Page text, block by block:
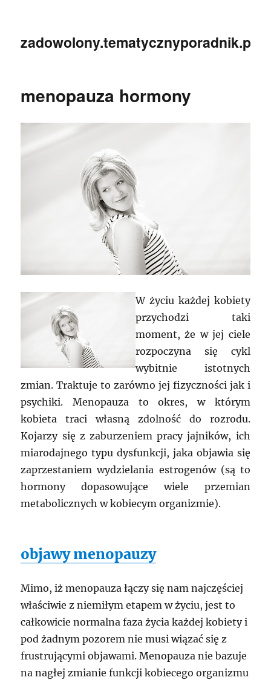
zadowolony.tematycznyporadnik.pl
menopauza hormony
W życiu każdej kobiety
przychodzi taki
moment, że w jej ciele
rozpoczyna się cykl
wybitnie istotnych
zmian. Traktuje to zarówno jej fizyczności jak i
psychiki. Menopauza to okres, w którym
kobieta traci własną zdolność do rozrodu.
Kojarzy się z zaburzeniem pracy jajników, ich
miarodajnego typu dysfunkcji, jaka objawia się
zaprzestaniem wydzielania estrogenów (są to
hormony dopasowujące wiele przemian
metabolicznych w kobiecym organizmie).
objawy menopauzy
Mimo, iż menopauza łączy się nam najczęściej
właściwie z niemiłym etapem w życiu, jest to
całkowicie normalna faza życia każdej kobiety i
pod żadnym pozorem nie musi wiązać się z
frustrującymi objawami. Menopauza nie bazuje
na nagłej zmianie funkcji kobiecego organizmu